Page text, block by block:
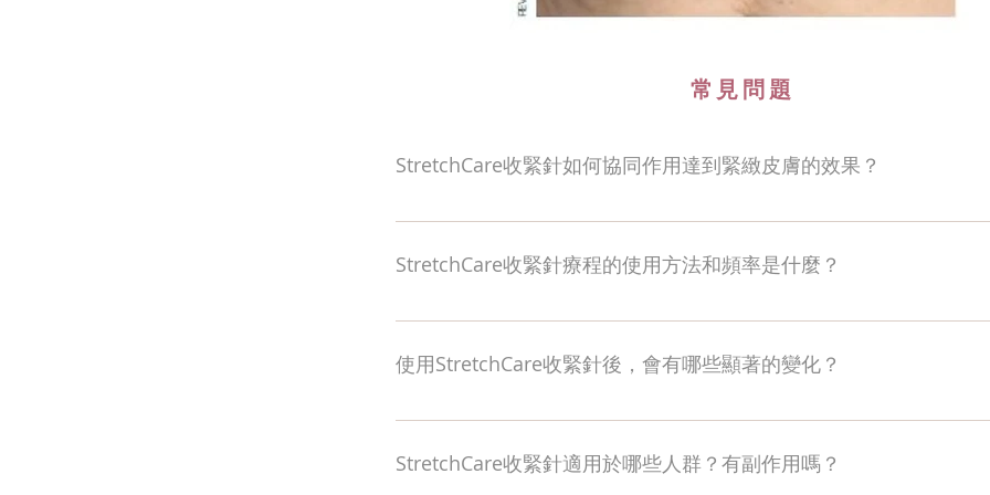
StretchCare收緊針如何協同作用達到緊緻皮膚的效果？
StretchCare收緊針的主要成分包括透明質酸、DAME、微量營養素和泛酸鈣
陳代謝，修復傷口並減少紋路。泛酸鈣有助於皮膚的保濕和修復。
StretchCare收緊針療程的使用方法和頻率是什麼？
StretchCare收緊針通常由專業醫生進行微針注射，將精華深入皮膚。根據個
療程。
使用StretchCare收緊針後，會有哪些顯著的變化？
使用StretchCare收緊針後，皮膚會變得更緊緻，妊娠紋和萎縮紋明顯減少。
StretchCare收緊針適用於哪些人群？有副作用嗎？
​常見問題